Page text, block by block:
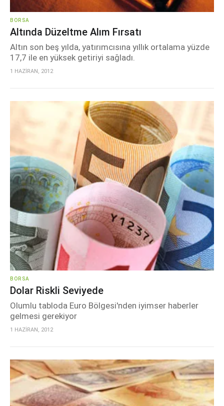
BORSA
Altında Düzeltme Alım Fırsatı
Altın son beş yılda, yatırımcısına yıllık ortalama yüzde
17,7 ile en yüksek getiriyi sağladı.
1 HAZİRAN, 2012
BORSA
Dolar Riskli Seviyede
Olumlu tabloda Euro Bölgesi'nden iyimser haberler
gelmesi gerekiyor
1 HAZİRAN, 2012